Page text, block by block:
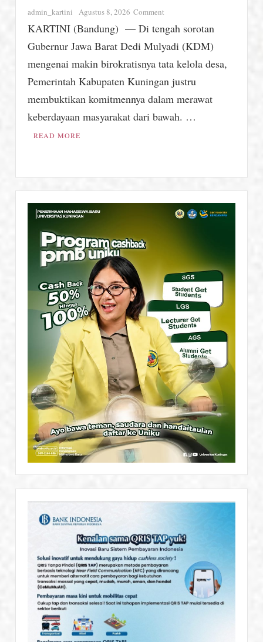
admin_kartini Agustus 8, 2026 Comment
Pembangunan
Berbasis
Warga,
Kuningan
Sabet
Penghargaan
Nasional
KARTINI (Bandung) — Di tengah sorotan
Gubernur Jawa Barat Dedi Mulyadi (KDM)
mengenai makin birokratisnya tata kelola desa,
Pemerintah Kabupaten Kuningan justru
membuktikan komitmennya dalam merawat
keberdayaan masyarakat dari bawah. …
READ MORE